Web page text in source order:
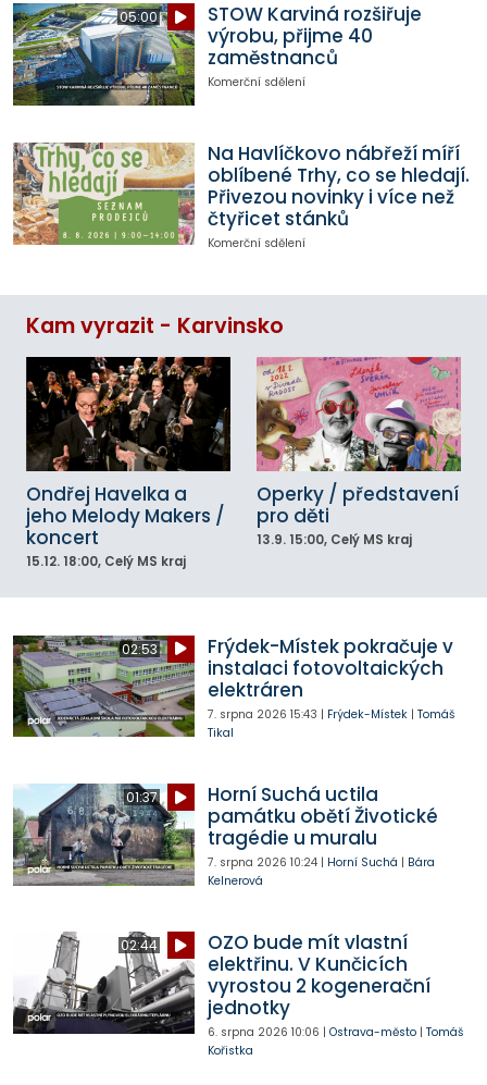
05:00
STOW Karviná rozšiřuje
výrobu, přijme 40
zaměstnanců
Komerční sdělení
Na Havlíčkovo nábřeží míří
oblíbené Trhy, co se hledají.
Přivezou novinky i více než
čtyřicet stánků
Komerční sdělení
Kam vyrazit - Karvinsko
Ondřej Havelka a
jeho Melody Makers /
koncert
15.12. 18:00, Celý MS kraj
Operky / představení
pro děti
13.9. 15:00, Celý MS kraj
02:53
Frýdek-Místek pokračuje v
instalaci fotovoltaických
elektráren
7. srpna 2026 15:43 | Frýdek-Místek| Tomáš
Tikal
01:37
Horní Suchá uctila
památku obětí Životické
tragédie u muralu
7. srpna 2026 10:24| Horní Suchá | Bára
Kelnerová
02:44
OZO bude mít vlastní
elektřinu. V Kunčicích
vyrostou 2 kogenerační
jednotky
6. srpna 2026 10:06 | Ostrava-město| Tomáš
Kořistka